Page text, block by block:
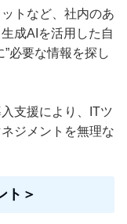
トなど、社内のあ
成AIを活用した自
必要な情報を探し
支援により、ITツ
ジメントを無理な
ト＞